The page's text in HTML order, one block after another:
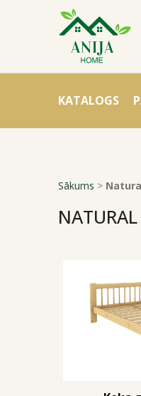
KATALOGS
Sākums >